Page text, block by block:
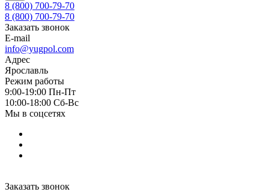
8 (800) 700-79-70
8 (800) 700-79-70
Заказать звонок
E-mail
info@yugpol.com
Адрес
Ярославль
Режим работы
9:00-19:00 Пн-Пт
10:00-18:00 Cб-Вс
Мы в соцсетях
Заказать звонок